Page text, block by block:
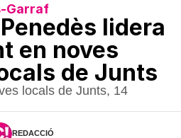
Garraf
lidera
en noves
de Junts
locals de Junts, 14
REDACCIÓ